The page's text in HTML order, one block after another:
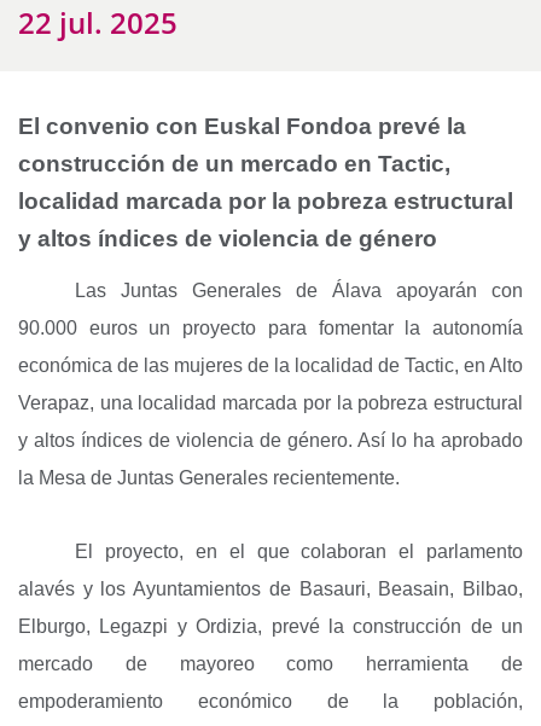
22 jul. 2025
El convenio con Euskal Fondoa prevé la
construcción de un mercado en Tactic,
localidad marcada por la pobreza estructural
y altos índices de violencia de género
Las Juntas Generales de Álava apoyarán con
90.000 euros un proyecto para fomentar la autonomía
económica de las mujeres de la localidad de Tactic, en Alto
Verapaz, una localidad marcada por la pobreza estructural
y altos índices de violencia de género. Así lo ha aprobado
la Mesa de Juntas Generales recientemente.
El proyecto, en el que colaboran el parlamento
alavés y los Ayuntamientos de Basauri, Beasain, Bilbao,
Elburgo, Legazpi y Ordizia, prevé la construcción de un
mercado de mayoreo como herramienta de
empoderamiento económico de la población,